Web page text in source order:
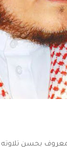
بحسن